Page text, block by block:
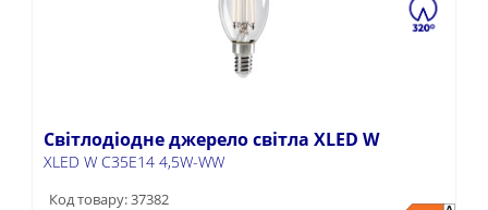
Світлодіодне джерело світла XLED W
XLED W C35E14 4,5W-WW
Код товару: 37382